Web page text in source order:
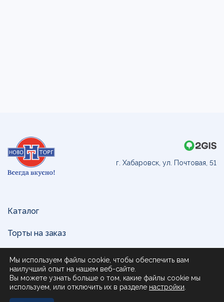
г. Хабаровск, ул. Почтовая, 51
Каталог
Торты на заказ
Доставка и оплата
О нас
Поставщикам
Мы используем файлы cookie, чтобы обеспечить вам
наилучший опыт на нашем веб-сайте.
Вы можете узнать больше о том, какие файлы cookie мы
используем, или отключить их в разделе настройки